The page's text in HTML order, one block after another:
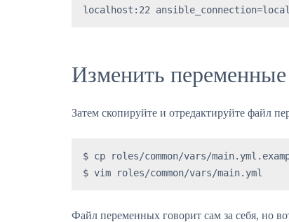
localhost:22
Изменить переменные
Затем скопируйте и отредактируйте файл
$ cp roles/common/vars/
$ vim roles/common/vars/main.yml
Файл переменных говорит сам за себя, но